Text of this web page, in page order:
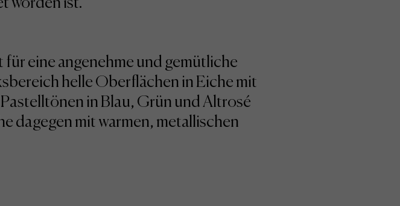
eine angenehme und gemütliche
helle Oberflächen in Eiche mit
in Blau, Grün und Altrosé
dagegen mit warmen, metallischen